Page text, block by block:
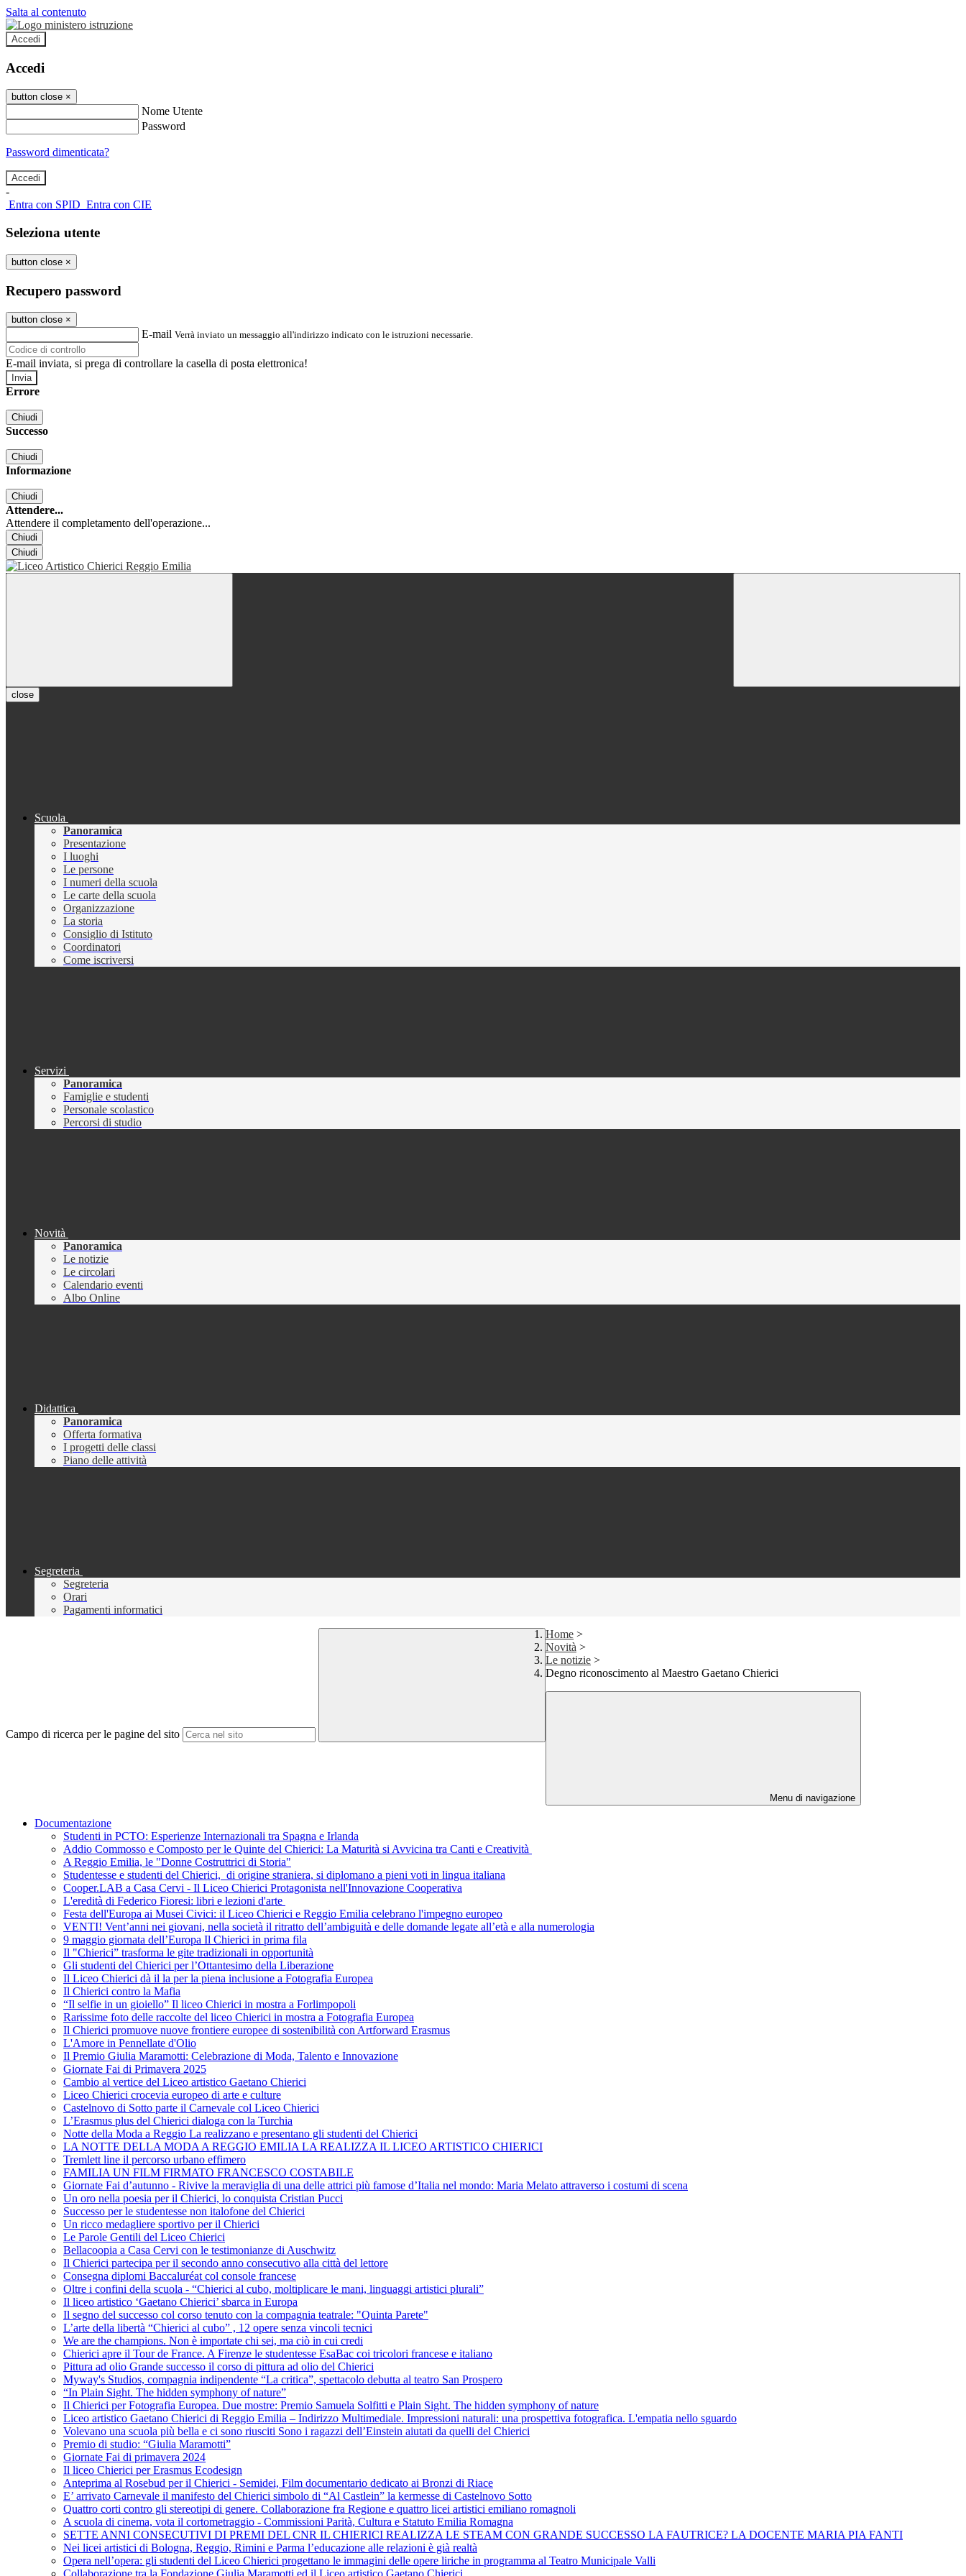
Salta al contenuto
Accedi
Accedi
button close ×
Nome Utente
Password
Password dimenticata?
-
Entra con SPID Entra con CIE
Seleziona utente
button close ×
Recupero password
button close ×
E-mail Verrà inviato un messaggio all'indirizzo indicato con le istruzioni necessarie.
E-mail inviata, si prega di controllare la casella di posta elettronica!
Errore
Chiudi
Successo
Chiudi
Informazione
Chiudi
Attendere...
Attendere il completamento dell'operazione...
Chiudi
Chiudi
close
Scuola
Panoramica
Presentazione
I luoghi
Le persone
I numeri della scuola
Le carte della scuola
Organizzazione
La storia
Consiglio di Istituto
Coordinatori
Come iscriversi
Servizi
Panoramica
Famiglie e studenti
Personale scolastico
Percorsi di studio
Novità
Panoramica
Le notizie
Le circolari
Calendario eventi
Albo Online
Didattica
Panoramica
Offerta formativa
I progetti delle classi
Piano delle attività
Segreteria
Segreteria
Orari
Pagamenti informatici
Campo di ricerca per le pagine del sito
Home >
Novità >
Le notizie >
Degno riconoscimento al Maestro Gaetano Chierici
Menu di navigazione
Documentazione
Studenti in PCTO: Esperienze Internazionali tra Spagna e Irlanda
Addio Commosso e Composto per le Quinte del Chierici: La Maturità si Avvicina tra Canti e Creatività
A Reggio Emilia, le "Donne Costruttrici di Storia"
Studentesse e studenti del Chierici, di origine straniera, si diplomano a pieni voti in lingua italiana
Cooper.LAB a Casa Cervi - Il Liceo Chierici Protagonista nell'Innovazione Cooperativa
L'eredità di Federico Fioresi: libri e lezioni d'arte
Festa dell'Europa ai Musei Civici: il Liceo Chierici e Reggio Emilia celebrano l'impegno europeo
VENTI! Vent’anni nei giovani, nella società il ritratto dell’ambiguità e delle domande legate all’età e alla numerologia
9 maggio giornata dell’Europa Il Chierici in prima fila
Il "Chierici” trasforma le gite tradizionali in opportunità
Gli studenti del Chierici per l’Ottantesimo della Liberazione
Il Liceo Chierici dà il la per la piena inclusione a Fotografia Europea
Il Chierici contro la Mafia
“Il selfie in un gioiello” Il liceo Chierici in mostra a Forlimpopoli
Rarissime foto delle raccolte del liceo Chierici in mostra a Fotografia Europea
Il Chierici promuove nuove frontiere europee di sostenibilità con Artforward Erasmus
L'Amore in Pennellate d'Olio
Il Premio Giulia Maramotti: Celebrazione di Moda, Talento e Innovazione
Giornate Fai di Primavera 2025
Cambio al vertice del Liceo artistico Gaetano Chierici
Liceo Chierici crocevia europeo di arte e culture
Castelnovo di Sotto parte il Carnevale col Liceo Chierici
L’Erasmus plus del Chierici dialoga con la Turchia
Notte della Moda a Reggio La realizzano e presentano gli studenti del Chierici
LA NOTTE DELLA MODA A REGGIO EMILIA LA REALIZZA IL LICEO ARTISTICO CHIERICI
Tremlett line il percorso urbano effimero
FAMILIA UN FILM FIRMATO FRANCESCO COSTABILE
Giornate Fai d’autunno - Rivive la meraviglia di una delle attrici più famose d’Italia nel mondo: Maria Melato attraverso i costumi di scena
Un oro nella poesia per il Chierici, lo conquista Cristian Pucci
Successo per le studentesse non italofone del Chierici
Un ricco medagliere sportivo per il Chierici
Le Parole Gentili del Liceo Chierici
Bellacoopia a Casa Cervi con le testimonianze di Auschwitz
Il Chierici partecipa per il secondo anno consecutivo alla città del lettore
Consegna diplomi Baccaluréat col console francese
Oltre i confini della scuola - “Chierici al cubo, moltiplicare le mani, linguaggi artistici plurali”
Il liceo artistico ‘Gaetano Chierici’ sbarca in Europa
Il segno del successo col corso tenuto con la compagnia teatrale: "Quinta Parete"
L’arte della libertà “Chierici al cubo” , 12 opere senza vincoli tecnici
We are the champions. Non è importate chi sei, ma ciò in cui credi
Chierici apre il Tour de France. A Firenze le studentesse EsaBac coi tricolori francese e italiano
Pittura ad olio Grande successo il corso di pittura ad olio del Chierici
Myway's Studios, compagnia indipendente “La critica”, spettacolo debutta al teatro San Prospero
“In Plain Sight. The hidden symphony of nature”
Il Chierici per Fotografia Europea. Due mostre: Premio Samuela Solfitti e Plain Sight. The hidden symphony of nature
Liceo artistico Gaetano Chierici di Reggio Emilia – Indirizzo Multimediale. Impressioni naturali: una prospettiva fotografica. L'empatia nello sguardo
Volevano una scuola più bella e ci sono riusciti Sono i ragazzi dell’Einstein aiutati da quelli del Chierici
Premio di studio: “Giulia Maramotti”
Giornate Fai di primavera 2024
Il liceo Chierici per Erasmus Ecodesign
Anteprima al Rosebud per il Chierici - Semidei, Film documentario dedicato ai Bronzi di Riace
E’ arrivato Carnevale il manifesto del Chierici simbolo di “Al Castlein” la kermesse di Castelnovo Sotto
Quattro corti contro gli stereotipi di genere. Collaborazione fra Regione e quattro licei artistici emiliano romagnoli
A scuola di cinema, vota il cortometraggio - Commissioni Parità, Cultura e Statuto Emilia Romagna
SETTE ANNI CONSECUTIVI DI PREMI DEL CNR IL CHIERICI REALIZZA LE STEAM CON GRANDE SUCCESSO LA FAUTRICE? LA DOCENTE MARIA PIA FANTI
Nei licei artistici di Bologna, Reggio, Rimini e Parma l’educazione alle relazioni è già realtà
Opera nell’opera: gli studenti del Liceo Chierici progettano le immagini delle opere liriche in programma al Teatro Municipale Valli